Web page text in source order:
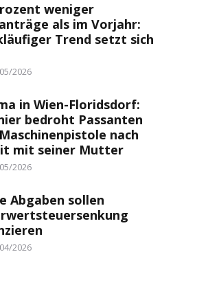
weniger
als im Vorjahr:
Trend setzt sich
2026
in Wien-Floridsdorf:
bedroht Passanten
nach
mit seiner Mutter
2026
Abgaben sollen
2026